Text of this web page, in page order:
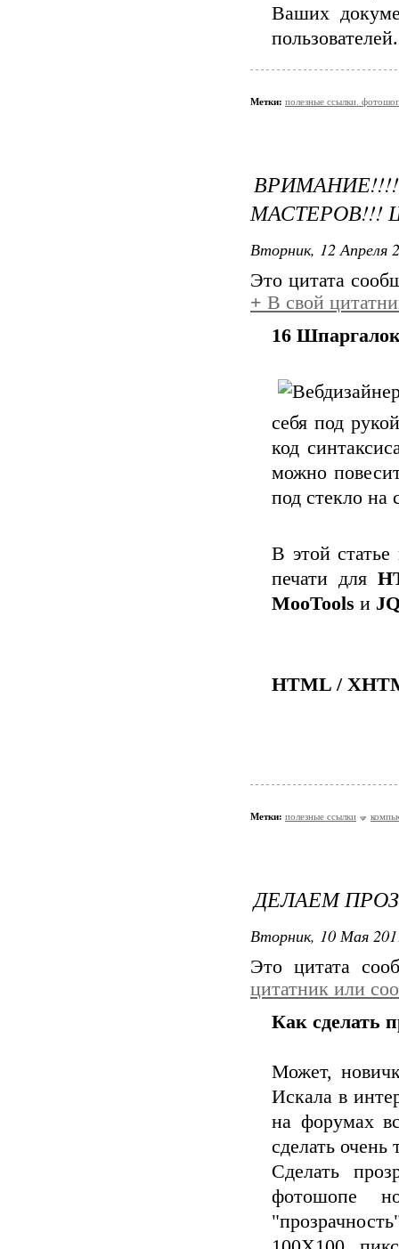
Ваших
пользователей.
Метки: полезные ссылки.
МАСТЕРОВ!!!
Вторник, 12 Апреля
Это цитата
+ В свой
16
себя под
код
можно
под стекло на
В этой
печати для
MooTools и
HTML /
Метки: полезные ссылки
ДЕЛАЕМ
Вторник, 10 Мая
Это цитата
цитатник или
Как сделать
Может,
Искала в
на форумах
сделать
Сделать
фотошопе